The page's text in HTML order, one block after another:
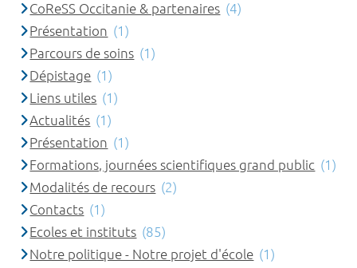
CoReSS Occitanie & partenaires (4)
Présentation (1)
Parcours de soins (1)
Dépistage (1)
Liens utiles (1)
Actualités (1)
Présentation (1)
Formations, journées scientifiques grand public (1)
Modalités de recours (2)
Contacts (1)
Ecoles et instituts (85)
Notre politique - Notre projet d'école (1)